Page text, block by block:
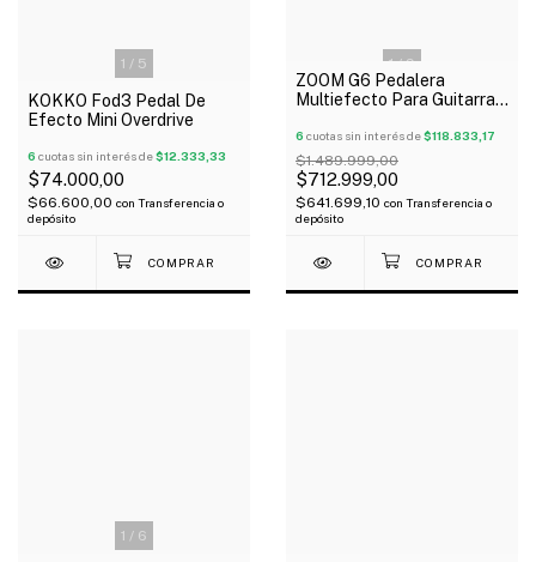
1 / 5
KOKKO Fod3 Pedal De
Efecto Mini Overdrive
6 cuotas sin interés de$12.333,33
$74.000,00
$66.600,00 con Transferencia o
depósito
1/9
ZOOM G6 Pedalera
Multiefecto Para Guitarra
6 cuotas sin interés de$118.833,17
$1.489.999,00
$712.999,00
$641.699,10 con Transferencia o
depósito
1 / 6